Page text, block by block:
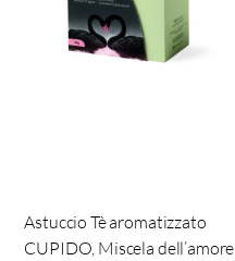
Astuccio Tè aromatizzato
CUPIDO, Miscela dell’amore